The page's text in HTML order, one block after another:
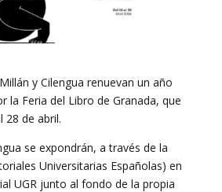
y Cilengua renuevan un año
la Feria del Libro de Granada, que
28 de abril.
se expondrán, a través de la
Universitarias Españolas) en
UGR junto al fondo de la propia